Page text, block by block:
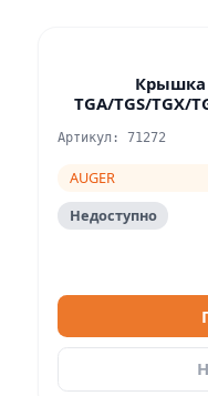
Крышка
TGA/TGS/TGX/
Артикул: 71272
AUGER
Недоступно